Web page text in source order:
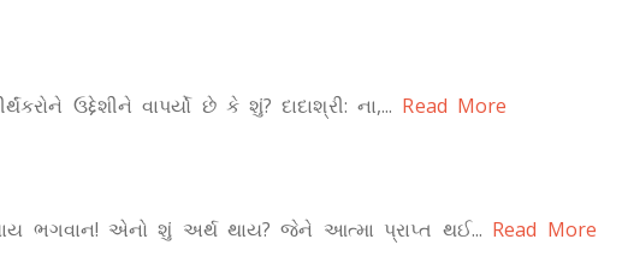
ઉદ્દેશીને વાપર્યો છે કે શું? દાદાશ્રી: ના,... Read More
ભગવાન! એનો શું અર્થ થાય? જેને આત્મા પ્રાપ્ત થઈ... Read More